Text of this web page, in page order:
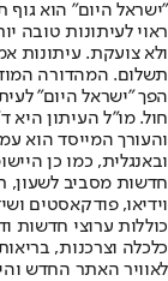
"ישראל היום" הוא
ראוי לעיתונות טובה
ולא צועקת. עיתונות
הפך "ישראל היום"
חול. מו"ל העיתון היא
והעורך המייסד הוא
חדשות מסביב לשעון,
וידיאו, פודקאסטים
כוללות ערוצי חדשות
לאוויר האתר החדש